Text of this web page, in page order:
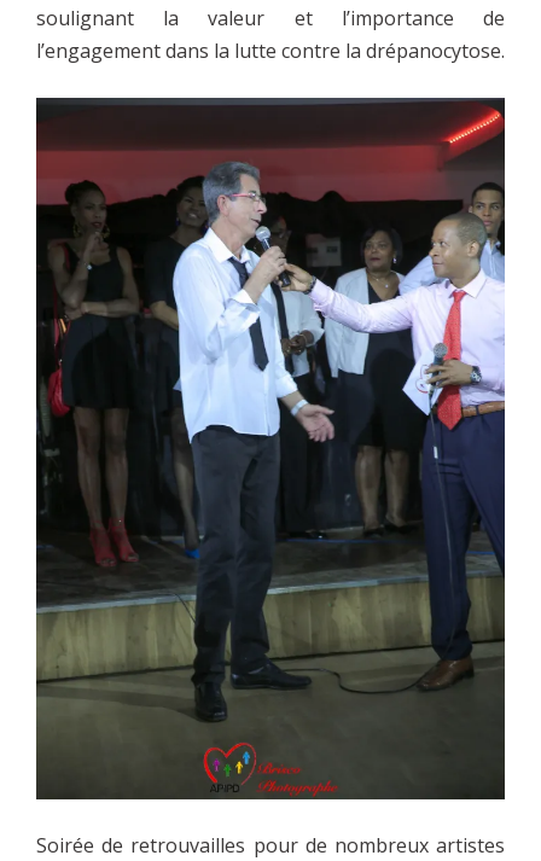
soulignant la valeur et l’importance de
l’engagement dans la lutte contre la drépanocytose.
Soirée de retrouvailles pour de nombreux artistes